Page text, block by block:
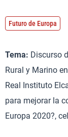
Futuro de Europa
Tema: Discurso
Rural y Marino
Real Instituto
para mejorar la
Europa 2020?,